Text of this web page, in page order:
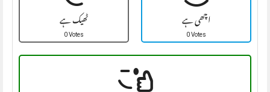
ٹھیک ہے
0 Votes اچھی ہے
0 Votes